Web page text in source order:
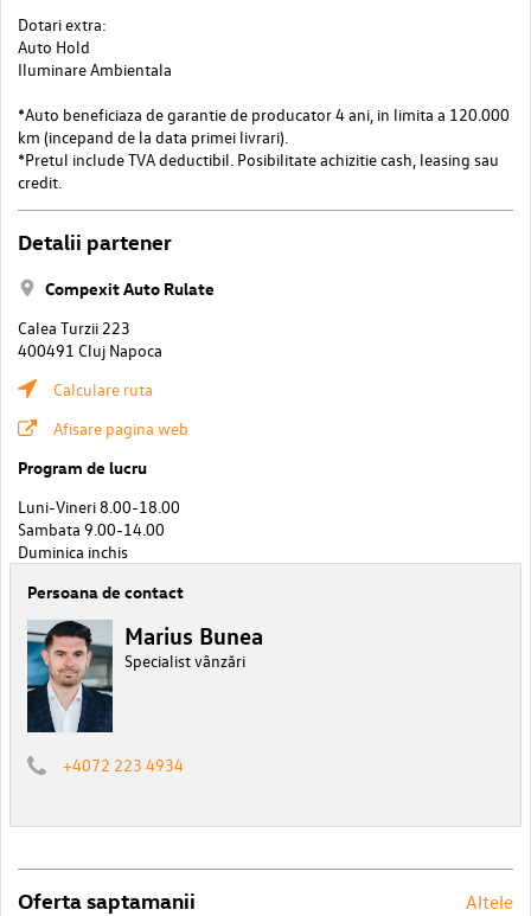
Dotari extra:
Auto Hold
Iluminare Ambientala
*Auto beneficiaza de garantie de producator 4 ani, in limita a 120.000
km (incepand de la data primei livrari).
*Pretul include TVA deductibil. Posibilitate achizitie cash, leasing sau
credit.
Detalii partener
Compexit Auto Rulate
Calea Turzii 223
400491 Cluj Napoca
Calculare ruta
Afisare pagina web
Program de lucru
Luni-Vineri 8.00-18.00
Sambata 9.00-14.00
Duminica inchis
Persoana de contact
Marius Bunea
Specialist vânzări
+4072 223 4934
Oferta saptamanii Altele